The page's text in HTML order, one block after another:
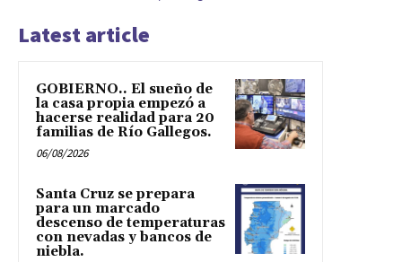
Latest article
GOBIERNO.. El sueño de
la casa propia empezó a
hacerse realidad para 20
familias de Río Gallegos.
06/08/2026
Santa Cruz se prepara
para un marcado
descenso de temperaturas
con nevadas y bancos de
niebla.